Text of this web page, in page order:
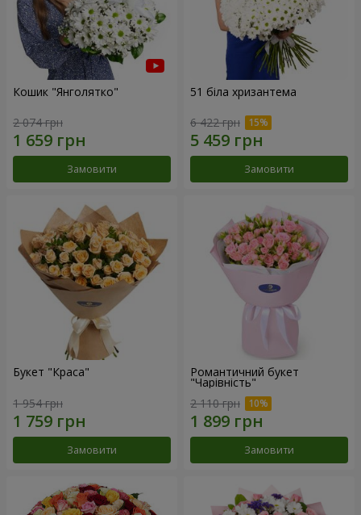
Кошик "Янголятко"
2 074 грн
Замовити
51 біла хризантема
6 422 грн
Замовити
Букет "Краса"
1 954 грн
Замовити
Романтичний букет
"Чарівність"
2 110 грн
Замовити